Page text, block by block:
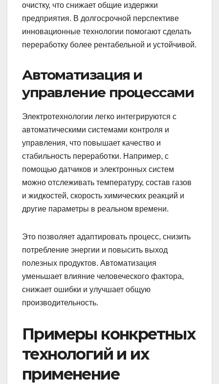
очистку, что снижает общие издержки
предприятия. В долгосрочной перспективе
инновационные технологии помогают сделать
переработку более рентабельной и устойчивой.
Автоматизация и
управление процессами
Электротехнологии легко интегрируются с
автоматическими системами контроля и
управления, что повышает качество и
стабильность переработки. Например, с
помощью датчиков и электронных систем
можно отслеживать температуру, состав газов
и жидкостей, скорость химических реакций и
другие параметры в реальном времени.
Это позволяет адаптировать процесс, снизить
потребление энергии и повысить выход
полезных продуктов. Автоматизация
уменьшает влияние человеческого фактора,
снижает ошибки и улучшает общую
производительность.
Примеры конкретных
технологий и их
применение